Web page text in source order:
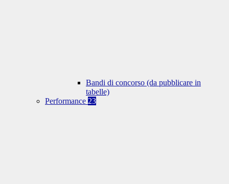
Bandi di concorso (da pubblicare in
tabelle)
Performance 23